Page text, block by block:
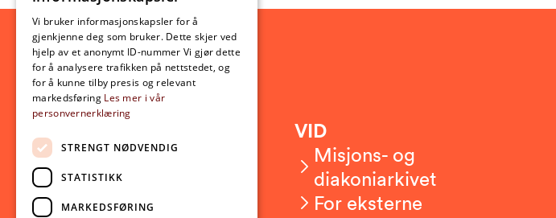
Kontakt oss
Om VID
Ansatte
VID
Misjons- og
diakoniarkivet
For eksterne
Vi bruker informasjonskapsler for å
gjenkjenne deg som bruker. Dette skjer ved
hjelp av et anonymt ID-nummer Vi gjør dette
for å analysere trafikken på nettstedet, og
for å kunne tilby presis og relevant
markedsføring Les mer i vår
personvernerklæring
STRENGT NØDVENDIG
STATISTIKK
MARKEDSFØRING